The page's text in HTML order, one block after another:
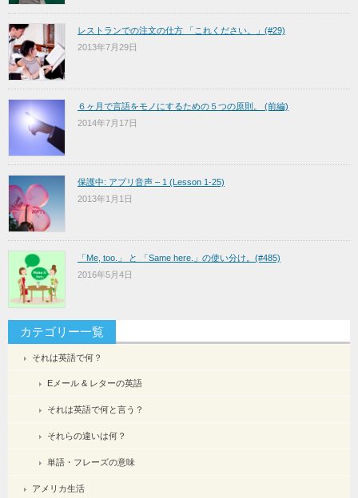
レストランでの注文の仕方 「これください。」(#29)
2013年7月29日
６ヶ月で言語をモノにするための５つの原則。 (前編)
2014年7月17日
保護中: アプリ音声 – 1 (Lesson 1-25)
2013年1月1日
「Me, too.」 と 「Same here.」の使い分け。(#485)
2016年5月4日
カテゴリー一覧
それは英語で何？
Eメール & レターの英語
それは英語で何と言う？
それらの違いは何？
単語・フレーズの意味
アメリカ生活